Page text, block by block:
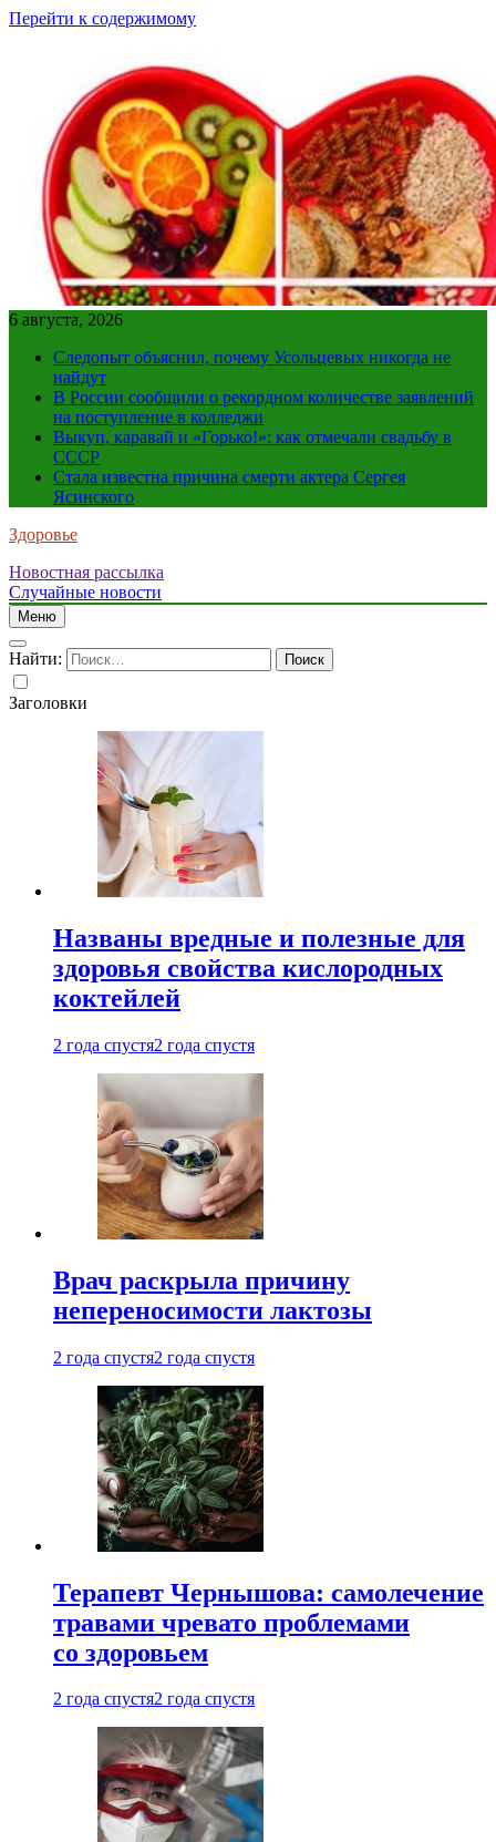
Перейти к содержимому
6 августа, 2026
Следопыт объяснил, почему Усольцевых никогда не
найдут
В России сообщили о рекордном количестве заявлений
на поступление в колледжи
Выкуп, каравай и «Горько!»: как отмечали свадьбу в
СССР
Стала известна причина смерти актера Сергея
Ясинского
Здоровье
Новостная рассылка
Случайные новости
Меню
Найти:
Заголовки
Названы вредные и полезные для
здоровья свойства кислородных
коктейлей
2 года спустя2 года спустя
Врач раскрыла причину
непереносимости лактозы
2 года спустя2 года спустя
Терапевт Чернышова: самолечение
травами чревато проблемами
со здоровьем
2 года спустя2 года спустя